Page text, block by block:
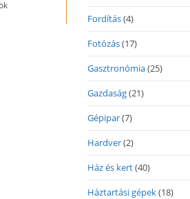
Fordítás(4)
Fotózás(17)
Gasztronómia(25)
Gazdaság(21)
Gépipar(7)
Hardver(2)
Ház és kert(40)
Háztartási gépek(18)